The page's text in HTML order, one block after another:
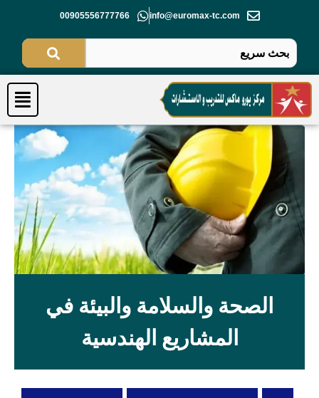
المحتوى
info@euromax-tc.com
00905556777766
الصحة والسلامة والبيئة في
المشاريع الهندسية‏